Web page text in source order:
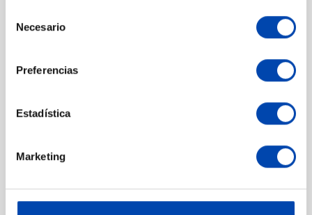
Necesario
Preferencias
Estadística
Marketing
Hunter PSU-04
Add